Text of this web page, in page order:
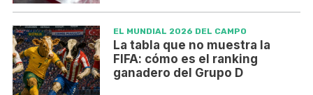
EL MUNDIAL 2026 DEL CAMPO
La tabla que no muestra la
FIFA: cómo es el ranking
ganadero del Grupo D